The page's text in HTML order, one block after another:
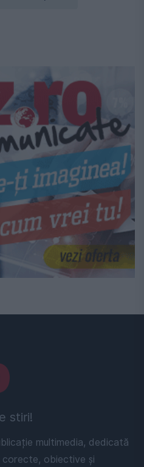
stiri!
multimedia, dedicată
obiective și